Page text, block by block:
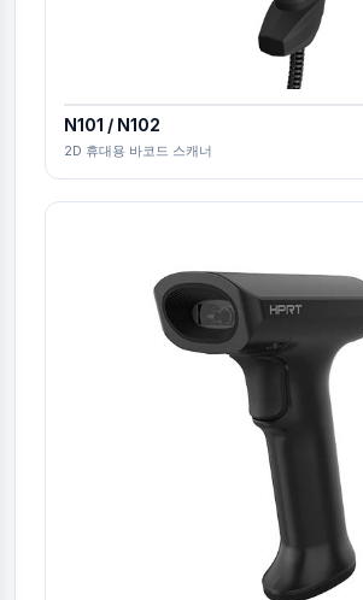
N101 / N102
2D 휴대용 바코드 스캐너